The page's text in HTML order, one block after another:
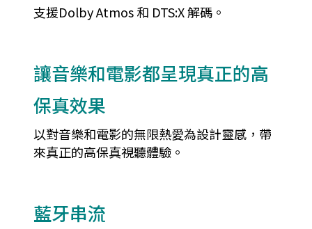
支援Dolby Atmos 和 DTS:X 解碼。
讓音樂和電影都呈現真正的高
保真效果
以對音樂和電影的無限熱愛為設計靈感，帶
來真正的高保真視聽體驗。
藍牙串流